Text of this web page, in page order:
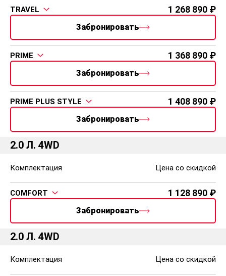
TRAVEL 1 268 890
Забронировать
PRIME 1 368 890
Забронировать
PRIME PLUS STYLE 1 408 890
Забронировать
2.0 Л. 4WD
Комплектация Цена со скидкой
COMFORT 1 128 890
Забронировать
2.0 Л. 4WD
Комплектация Цена со скидкой